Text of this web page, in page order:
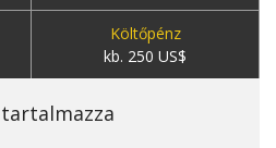
Költőpénz
kb. 250 US$